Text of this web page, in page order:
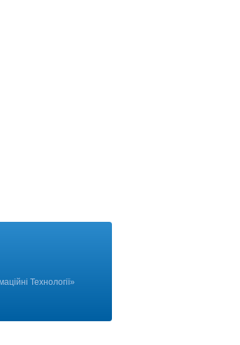
Технології»